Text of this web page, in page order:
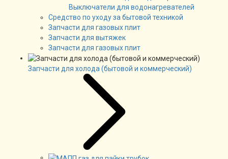
Выключатели для водонагревателей
Средство по уходу за бытовой техникой
Запчасти для газовых плит
Запчасти для вытяжек
Запчасти для газовых плит
Запчасти для холода (бытовой и коммерческий)